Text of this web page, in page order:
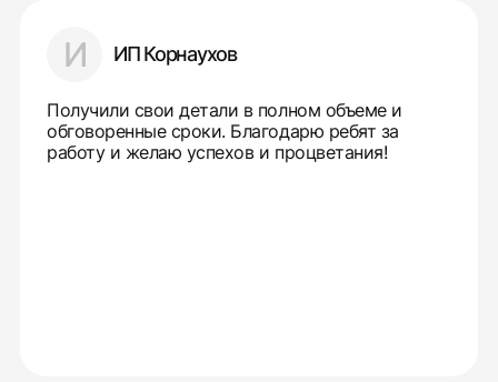
И ИП Корнаухов
Получили свои детали в полном объеме и
обговоренные сроки. Благодарю ребят за
работу и желаю успехов и процветания!